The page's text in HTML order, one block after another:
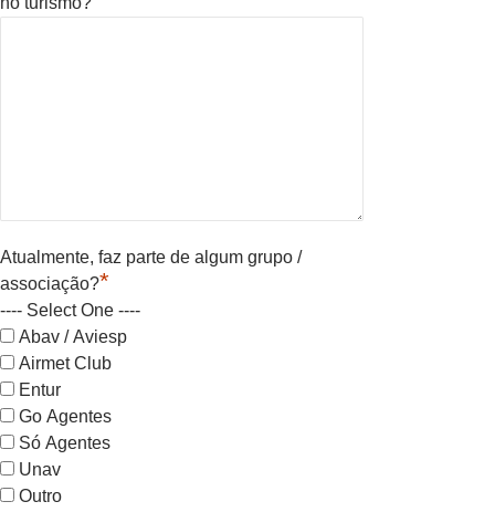
Atualmente, faz parte de algum grupo /
associação?*
---- Select One ----
Abav / Aviesp
Airmet Club
Entur
Go Agentes
Só Agentes
Unav
Outro